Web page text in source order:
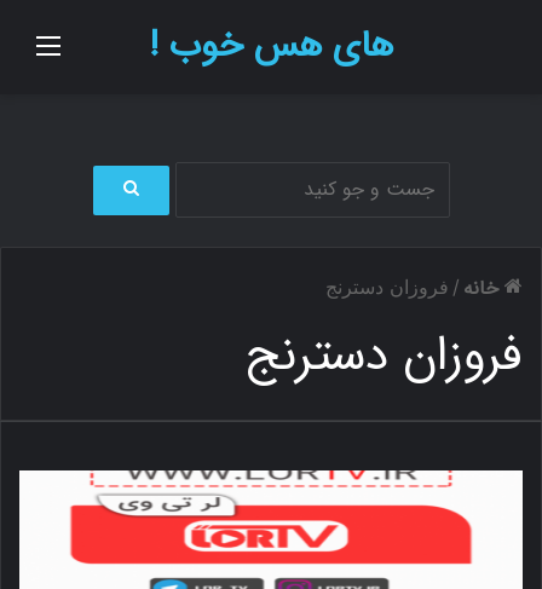
های هس خوب !
ج
ی
خانه / فروزان دسترنج
فروزان دسترنج